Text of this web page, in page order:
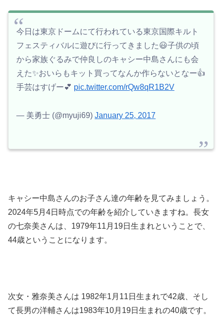
今日は東京ドームにて行われている東京国際キルト
フェスティバルに遊びに行ってきました😃子供の頃
から家族ぐるみで仲良しのキャシー中島さんにも会
えた✨おいらもキット買ってなんか作らないとなー👍
手芸はすげー💕 pic.twitter.com/rQw8qR1B2V
— 美勇士 (@myuji69) January 25, 2017
キャシー中島さんのお子さん達の年齢を見てみましょう。
2024年5月4日時点での年齢を紹介していきますね。長女
の七奈美さんは、1979年11月19日生まれということで、
44歳ということになります。
次女・雅奈美さんは 1982年1月11日生まれで42歳、そし
て長男の洋輔さんは1983年10月19日生まれの40歳です。